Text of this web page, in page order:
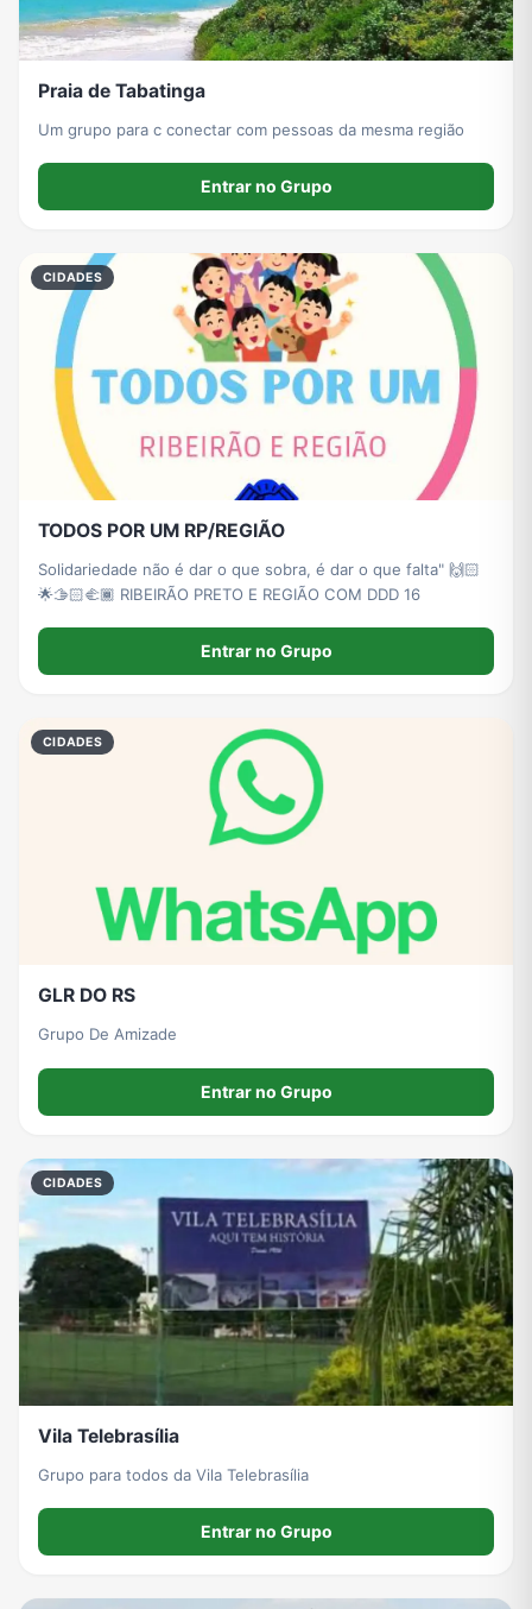
Praia de Tabatinga
Um grupo para c conectar com pessoas da mesma região
Entrar no Grupo
CIDADES
TODOS POR UM RP/REGIÃO
Solidariedade não é dar o que sobra, é dar o que falta" 🙌🏻
🌟🫱🏻‍🫲🏾 RIBEIRÃO PRETO E REGIÃO COM DDD 16
Entrar no Grupo
CIDADES
GLR DO RS
Grupo De Amizade
Entrar no Grupo
CIDADES
Vila Telebrasília
Grupo para todos da Vila Telebrasília
Entrar no Grupo